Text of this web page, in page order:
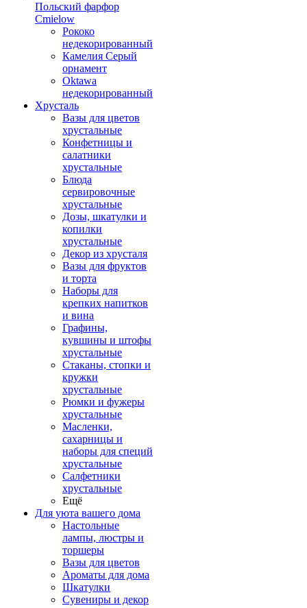
Польский фарфор
Сmielow
Рококо
недекорированный
Камелия Серый
орнамент
Oktawa
недекорированный
Хрусталь
Вазы для цветов
хрустальные
Конфетницы и
салатники
хрустальные
Блюда
сервировочные
хрустальные
Дозы, шкатулки и
копилки
хрустальные
Декор из хрусталя
Вазы для фруктов
и торта
Наборы для
крепких напитков
и вина
Графины,
кувшины и штофы
хрустальные
Стаканы, стопки и
кружки
хрустальные
Рюмки и фужеры
хрустальные
Масленки,
сахарницы и
наборы для специй
хрустальные
Салфетники
хрустальные
Ещё
Для уюта вашего дома
Настольные
лампы, люстры и
торшеры
Вазы для цветов
Ароматы для дома
Шкатулки
Сувениры и декор